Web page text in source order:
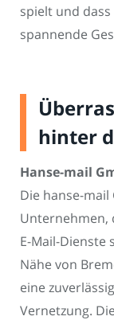
spielt und
spannende
hinter
Hanse-mail
Die hanse-mail
Unternehmen,
E-Mail-Dienste
Nähe von
eine
Vernetzung.